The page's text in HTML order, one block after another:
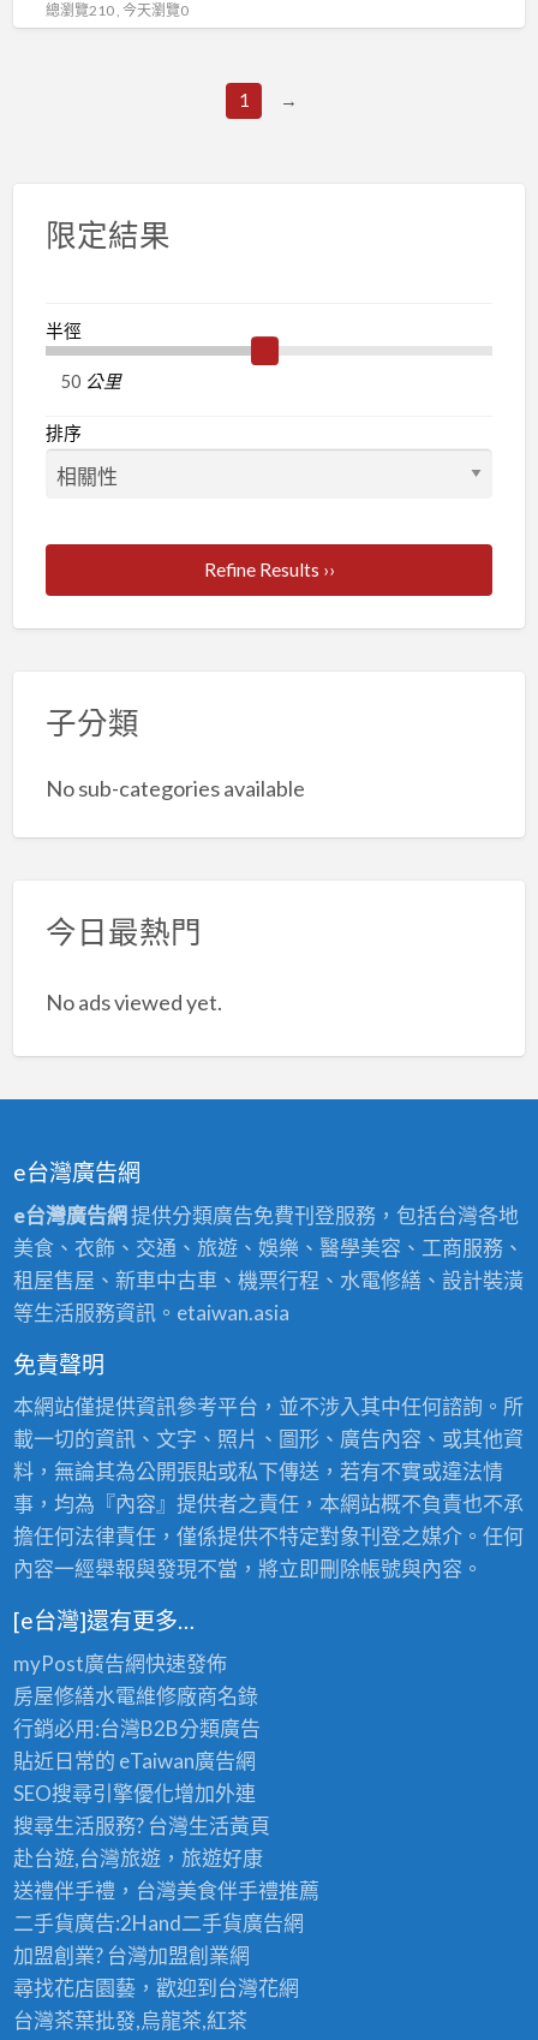
總瀏覽210 , 今天瀏覽0
1 →
限定結果
半徑
公里
排序
Refine Results ››
子分類
No sub-categories available
今日最熱門
No ads viewed yet.
e台灣廣告網
e台灣廣告網提供分類廣告免費刊登服務，包括台灣各地
美食、衣飾、交通、旅遊、娛樂、醫學美容、工商服務、
租屋售屋、新車中古車、機票行程、水電修繕、設計裝潢
等生活服務資訊。etaiwan.asia
免責聲明
本網站僅提供資訊參考平台，並不涉入其中任何諮詢。所
載一切的資訊、文字、照片、圖形、廣告內容、或其他資
料，無論其為公開張貼或私下傳送，若有不實或違法情
事，均為『內容』提供者之責任，本網站概不負責也不承
擔任何法律責任，僅係提供不特定對象刊登之媒介。任何
內容一經舉報與發現不當，將立即刪除帳號與內容。
[e台灣]還有更多…
myPost廣告網快速發佈
房屋修繕水電維修廠商名錄
行銷必用:台灣B2B分類廣告
貼近日常的 eTaiwan廣告網
SEO搜尋引擎優化增加外連
搜尋生活服務? 台灣生活黃頁
赴台遊,台灣旅遊，旅遊好康
送禮伴手禮，台灣美食伴手禮推薦
二手貨廣告:2Hand二手貨廣告網
加盟創業? 台灣加盟創業網
尋找花店園藝，歡迎到台灣花網
台灣茶葉批發,烏龍茶,紅茶